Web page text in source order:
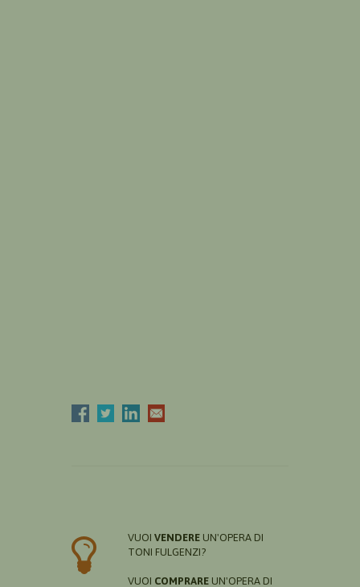
VUOI VENDERE UN'OPERA DI
TONI FULGENZI?
VUOI COMPRARE UN'OPERA DI